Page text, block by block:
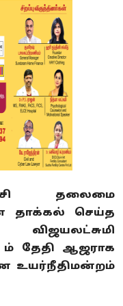
தலைமை
தாக்கல் செய்த
தேதி ஆஜராக
உயர்நீதிமன்றம்